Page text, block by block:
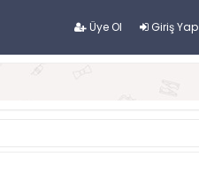
Üye Ol Giriş Yap